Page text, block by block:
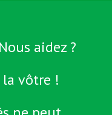
aidez ?
vôtre !